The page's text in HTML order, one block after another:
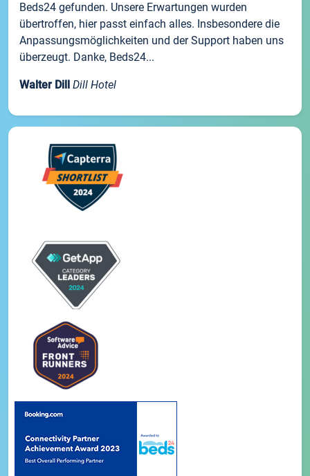
Beds24 gefunden. Unsere Erwartungen wurden
übertroffen, hier passt einfach alles. Insbesondere die
Anpassungsmöglichkeiten und der Support haben uns
überzeugt. Danke, Beds24...
Walter Dill Dill Hotel